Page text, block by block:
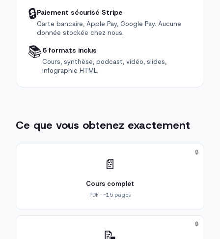
🔒Paiement sécurisé Stripe
Carte bancaire, Apple Pay, Google Pay. Aucune
donnée stockée chez nous.
📚6 formats inclus
Cours, synthèse, podcast, vidéo, slides,
infographie HTML.
Ce que vous obtenez exactement
📄
Cours complet
PDF · ~15 pages
🔒
🔒